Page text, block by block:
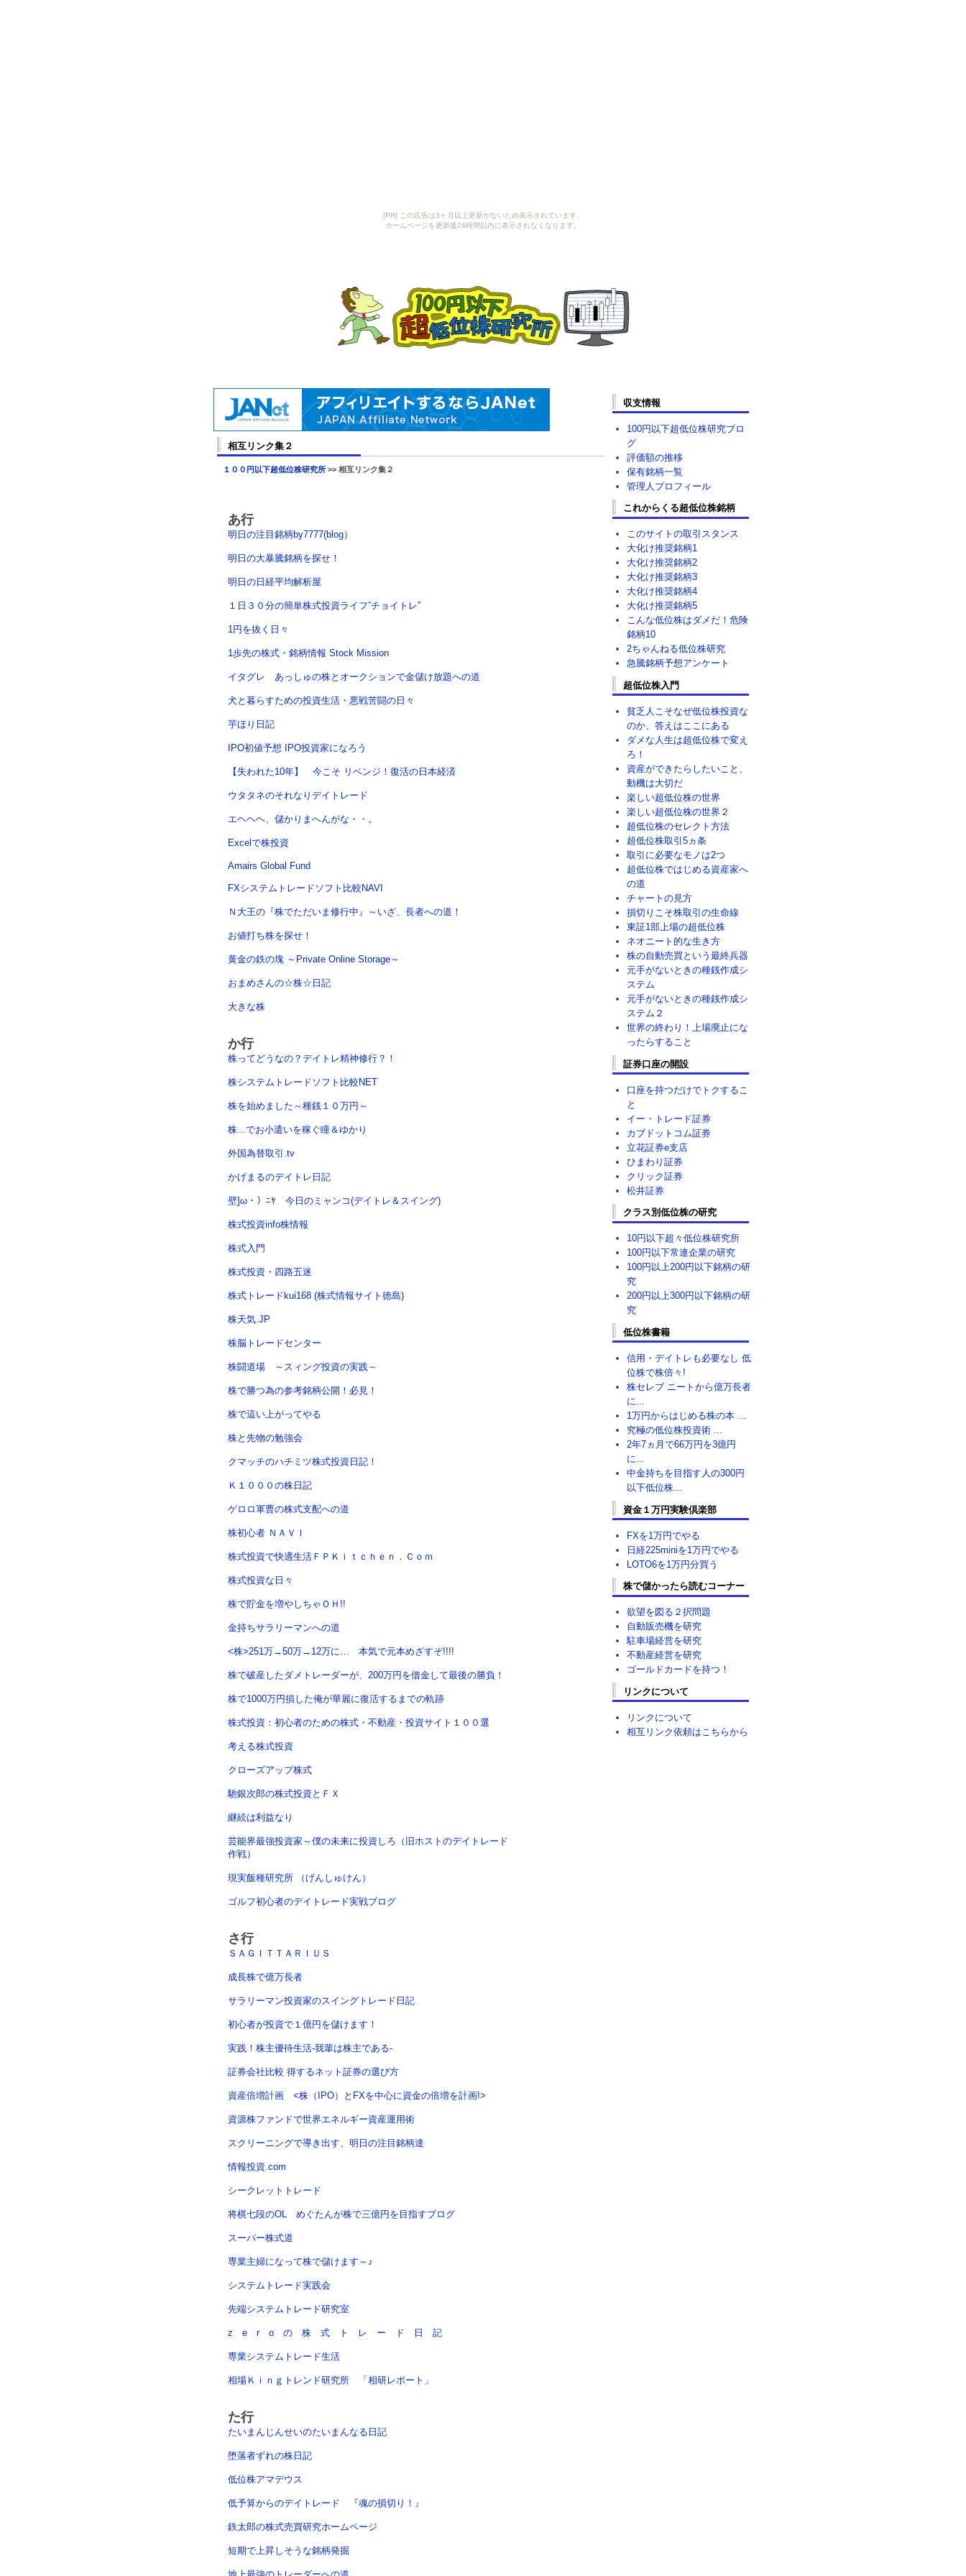
[PR] この広告は3ヶ月以上更新がないため表示されています。
ホームページを更新後24時間以内に表示されなくなります。
相互リンク集２
１００円以下超低位株研究所 >> 相互リンク集２
あ行
明日の注目銘柄by7777(blog）
明日の大暴騰銘柄を探せ！
明日の日経平均解析屋
１日３０分の簡単株式投資ライフ”チョイトレ”
1円を抜く日々
1歩先の株式・銘柄情報 Stock Mission
イタグレ あっしゅの株とオークションで金儲け放題への道
犬と暮らすための投資生活・悪戦苦闘の日々
芋ほり日記
IPO初値予想 IPO投資家になろう
【失われた10年】 今こそ リベンジ！復活の日本経済
ウタタネのそれなりデイトレード
エヘヘヘ、儲かりまへんがな・・。
Excelで株投資
Amairs Global Fund
FXシステムトレードソフト比較NAVI
Ｎ大王の『株でただいま修行中』～いざ、長者への道！
お値打ち株を探せ！
黄金の鉄の塊 ～Private Online Storage～
おまめさんの☆株☆日記
大きな株
か行
株ってどうなの？デイトレ精神修行？！
株システムトレードソフト比較NET
株を始めました～種銭１０万円～
株...でお小遣いを稼ぐ瞳＆ゆかり
外国為替取引.tv
かげまるのデイトレ日記
壁]ω・）ﾆﾔ 今日のミャンコ(デイトレ＆スイング)
株式投資info株情報
株式入門
株式投資・四路五迷
株式トレードkui168 (株式情報サイト徳島)
株天気.JP
株脳トレードセンター
株闘道場 ～スィング投資の実践～
株で勝つ為の参考銘柄公開！必見！
株で這い上がってやる
株と先物の勉強会
クマッチのハチミツ株式投資日記！
Ｋ１０００の株日記
ゲロロ軍曹の株式支配への道
株初心者 ＮＡＶＩ
株式投資で快適生活ＦＰＫｉｔｃｈｅｎ．Ｃｏｍ
株式投資な日々
株で貯金を増やしちゃＯＨ!!
金持ちサラリーマンへの道
<株>251万→50万→12万に… 本気で元本めざすぞ!!!!
株で破産したダメトレーダーが、200万円を借金して最後の勝負！
株で1000万円損した俺が華麗に復活するまでの軌跡
株式投資：初心者のための株式・不動産・投資サイト１００選
考える株式投資
クローズアップ株式
馳銀次郎の株式投資とＦＸ
継続は利益なり
芸能界最強投資家～僕の未来に投資しろ（旧ホストのデイトレード
作戦）
現実飯種研究所 （げんしゅけん）
ゴルフ初心者のデイトレード実戦ブログ
さ行
ＳＡＧＩＴＴＡＲＩＵＳ
成長株で億万長者
サラリーマン投資家のスイングトレード日記
初心者が投資で１億円を儲けます！
実践！株主優待生活-我輩は株主である-
証券会社比較 得するネット証券の選び方
資産倍増計画 <株（IPO）とFXを中心に資金の倍増を計画!>
資源株ファンドで世界エネルギー資産運用術
スクリーニングで導き出す、明日の注目銘柄達
情報投資.com
シークレットトレード
将棋七段のOL めぐたんが株で三億円を目指すブログ
スーパー株式道
専業主婦になって株で儲けます～♪
システムトレード実践会
先端システムトレード研究室
z e r o の 株 式 ト レ ー ド 日 記
専業システムトレード生活
相場Ｋｉｎｇトレンド研究所 「相研レポート」
た行
たいまんじんせいのたいまんなる日記
堕落者ずれの株日記
低位株アマデウス
低予算からのデイトレード 『魂の損切り！』
鉄太郎の株式売買研究ホームページ
短期で上昇しそうな銘柄発掘
収支情報
100円以下超低位株研究ブロ
グ
評価額の推移
保有銘柄一覧
管理人プロフィール
これからくる超低位株銘柄
このサイトの取引スタンス
大化け推奨銘柄1
大化け推奨銘柄2
大化け推奨銘柄3
大化け推奨銘柄4
大化け推奨銘柄5
こんな低位株はダメだ！危険
銘柄10
2ちゃんねる低位株研究
急騰銘柄予想アンケート
超低位株入門
貧乏人こそなぜ低位株投資な
のか、答えはここにある
ダメな人生は超低位株で変え
ろ！
資産ができたらしたいこと、
動機は大切だ
楽しい超低位株の世界
楽しい超低位株の世界２
超低位株のセレクト方法
超低位株取引5ヵ条
取引に必要なモノは2つ
超低位株ではじめる資産家へ
の道
チャートの見方
損切りこそ株取引の生命線
東証1部上場の超低位株
ネオニート的な生き方
株の自動売買という最終兵器
元手がないときの種銭作成シ
ステム
元手がないときの種銭作成シ
ステム２
世界の終わり！上場廃止にな
ったらすること
証券口座の開設
口座を持つだけでトクするこ
と
イー・トレード証券
カブドットコム証券
立花証券e支店
ひまわり証券
クリック証券
松井証券
クラス別低位株の研究
10円以下超々低位株研究所
100円以下常連企業の研究
100円以上200円以下銘柄の研
究
200円以上300円以下銘柄の研
究
低位株書籍
信用・デイトレも必要なし 低
位株で株倍々!
株セレブ ニートから億万長者
に...
1万円からはじめる株の本 ...
究極の低位株投資術 ...
2年7ヵ月で66万円を3億円
に...
中金持ちを目指す人の300円
以下低位株...
資金１万円実験倶楽部
FXを1万円でやる
日経225miniを1万円でやる
LOTO6を1万円分買う
株で儲かったら読むコーナー
欲望を図る２択問題
自動販売機を研究
駐車場経営を研究
不動産経営を研究
ゴールドカードを持つ！
リンクについて
リンクについて
相互リンク依頼はこちらから